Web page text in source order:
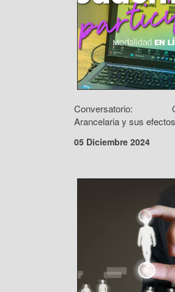
Conversatorio:
Arancelaria y sus
05 Diciembre 2024